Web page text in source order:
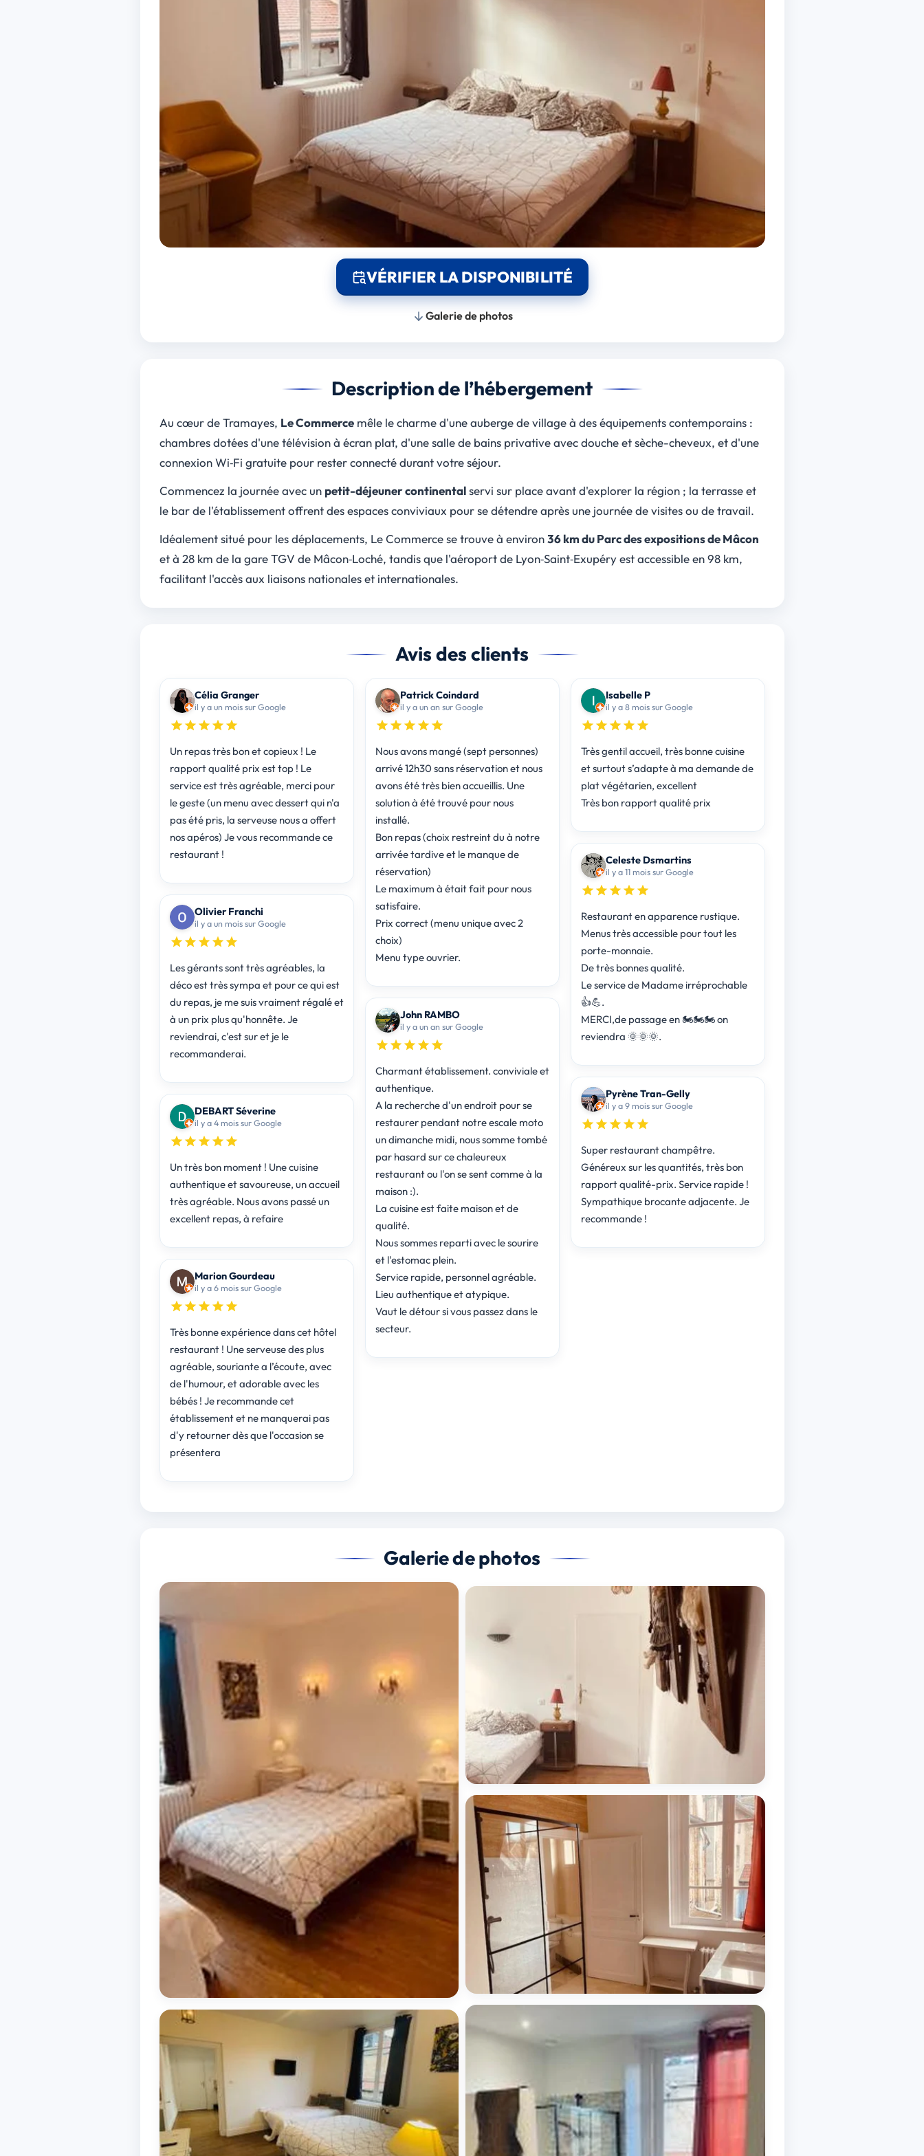
VÉRIFIER LA DISPONIBILITÉ
Galerie de photos
Description de l’hébergement
Au cœur de Tramayes, Le Commercemêle le charme d'une auberge de village à des équipements contemporains :
chambres dotées d'une télévision à écran plat, d'une salle de bains privative avec douche et sèche-cheveux, et d'une
connexion Wi‑Fi gratuite pour rester connecté durant votre séjour.
Commencez la journée avec un petit-déjeuner continentalservi sur place avant d'explorer la région ; la terrasse et
le bar de l'établissement offrent des espaces conviviaux pour se détendre après une journée de visites ou de travail.
Idéalement situé pour les déplacements, Le Commerce se trouve à environ36 km du Parc des expositions de Mâcon
et à 28 km de la gare TGV de Mâcon‑Loché, tandis que l'aéroport de Lyon‑Saint‑Exupéry est accessible en 98 km,
facilitant l'accès aux liaisons nationales et internationales.
Avis des clients
Célia Granger
il y a un mois sur Google
Un repas très bon et copieux ! Le
rapport qualité prix est top ! Le
service est très agréable, merci pour
le geste (un menu avec dessert qui n'a
pas été pris, la serveuse nous a offert
nos apéros) Je vous recommande ce
restaurant !
Olivier Franchi
il y a un mois sur Google
Les gérants sont très agréables, la
déco est très sympa et pour ce qui est
du repas, je me suis vraiment régalé et
à un prix plus qu'honnête. Je
reviendrai, c'est sur et je le
recommanderai.
DEBART Séverine
il y a 4 mois sur Google
Un très bon moment ! Une cuisine
authentique et savoureuse, un accueil
très agréable. Nous avons passé un
excellent repas, à refaire
Marion Gourdeau
il y a 6 mois sur Google
Très bonne expérience dans cet hôtel
restaurant ! Une serveuse des plus
agréable, souriante a l’écoute, avec
de l'humour, et adorable avec les
bébés ! Je recommande cet
établissement et ne manquerai pas
d'y retourner dès que l'occasion se
présentera
Patrick Coindard
il y a un an sur Google
Nous avons mangé (sept personnes)
arrivé 12h30 sans réservation et nous
avons été très bien accueillis. Une
solution à été trouvé pour nous
installé.
Bon repas (choix restreint du à notre
arrivée tardive et le manque de
réservation)
Le maximum à était fait pour nous
satisfaire.
Prix correct (menu unique avec 2
choix)
Menu type ouvrier.
John RAMBO
il y a un an sur Google
Charmant établissement. conviviale et
authentique.
A la recherche d'un endroit pour se
restaurer pendant notre escale moto
un dimanche midi, nous somme tombé
par hasard sur ce chaleureux
restaurant ou l'on se sent comme à la
maison :).
La cuisine est faite maison et de
qualité.
Nous sommes reparti avec le sourire
et l'estomac plein.
Service rapide, personnel agréable.
Lieu authentique et atypique.
Vaut le détour si vous passez dans le
secteur.
Isabelle P
il y a 8 mois sur Google
Très gentil accueil, très bonne cuisine
et surtout s’adapte à ma demande de
plat végétarien, excellent
Très bon rapport qualité prix
Celeste Dsmartins
il y a 11 mois sur Google
Restaurant en apparence rustique.
Menus très accessible pour tout les
porte-monnaie.
De très bonnes qualité.
Le service de Madame irréprochable
👍💪.
MERCI,de passage en 🏍️🏍️🏍️ on
reviendra 🌞🌞🌞.
Pyrène Tran-Gelly
il y a 9 mois sur Google
Super restaurant champêtre.
Généreux sur les quantités, très bon
rapport qualité-prix. Service rapide !
Sympathique brocante adjacente. Je
recommande !
Galerie de photos